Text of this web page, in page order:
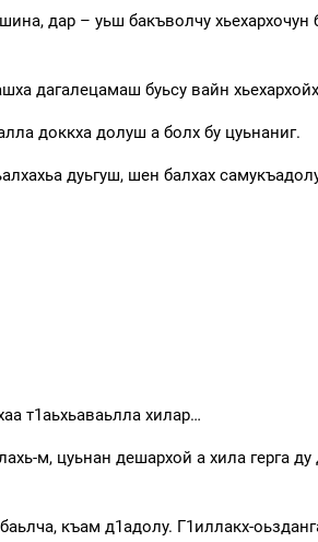
дар – уьш бакъволчу
дагалецамаш буьсу вайн
доккха долуш а болх бу цуьнаниг.
дуьгуш, шен балхах
т1аьхьаваьлла хилар…
м, цуьнан дешархой а хила герга
къам д1адолу. Г1иллакх-